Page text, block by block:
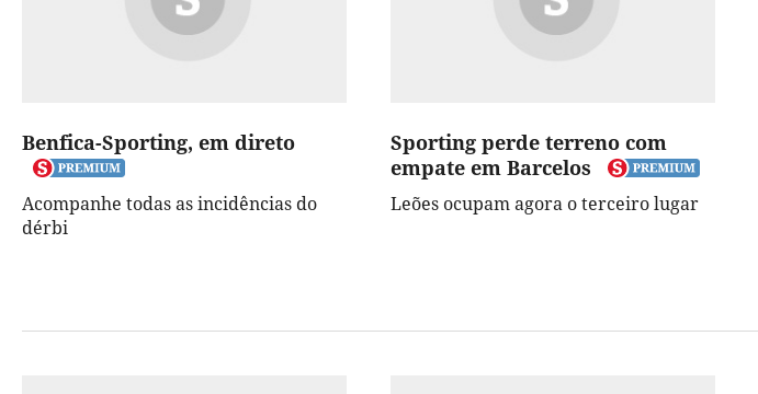
Benfica-Sporting, em direto
Acompanhe todas as incidências do
dérbi
Sporting perde terreno com
empate em Barcelos
Leões ocupam agora o terceiro lugar